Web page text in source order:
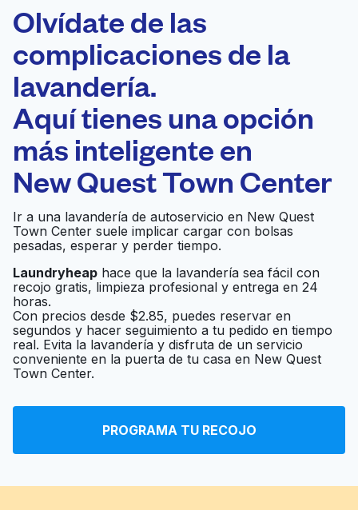
Laundryheap.com
Programa tu recogida
0 min
Recojo y entrega
casa
Abierto 24/7
A & A WASHATERIA Ir al sitio web
Rosslyn Washateria Ir al sitio web
Inwood Cleaner Ir al sitio web
Olvídate de las
complicaciones de la
lavandería.
Aquí tienes una opción
más inteligente en
New Quest Town Center
Ir a una lavandería de autoservicio en New Quest
Town Center suele implicar cargar con bolsas
pesadas, esperar y perder tiempo.
Laundryheap hace que la lavandería sea fácil con
recojo gratis, limpieza profesional y entrega en 24
horas.
Con precios desde $2.85, puedes reservar en
segundos y hacer seguimiento a tu pedido en tiempo
real. Evita la lavandería y disfruta de un servicio
conveniente en la puerta de tu casa en New Quest
Town Center.
PROGRAMA TU RECOJO